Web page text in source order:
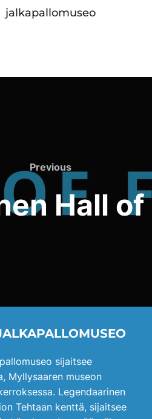
jalkapallomuseo
Previous
Previous
Hall of
sijaitsee
Myllysaaren museon
Legendaarinen
Tehtaan kenttä, sijaitsee